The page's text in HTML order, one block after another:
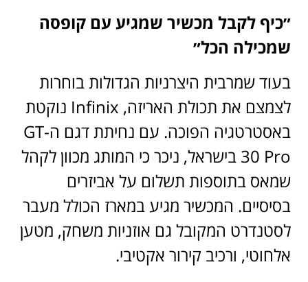
״כיף לקבל מכשיר שמגיע עם קופסה
שמכילה הכל״
בעוד שמרבית היצרניות הגדולות בוחרות
לצמצם את תכולת האריזה, Infinix נוקטת
באסטרטגיה הפוכה. עם נחיתת דגם ה-GT
30 Pro בישראל, ניכר כי המותג מכוון לקהל
שמאס בתוספות תשלום על אביזרים
בסיסיים. המכשיר מגיע במארז הכולל מעבר
לסטנדרט המקובל גם אוזניות משחק, מטען
אלחוטי, ורכיב קירור אקטיבי.